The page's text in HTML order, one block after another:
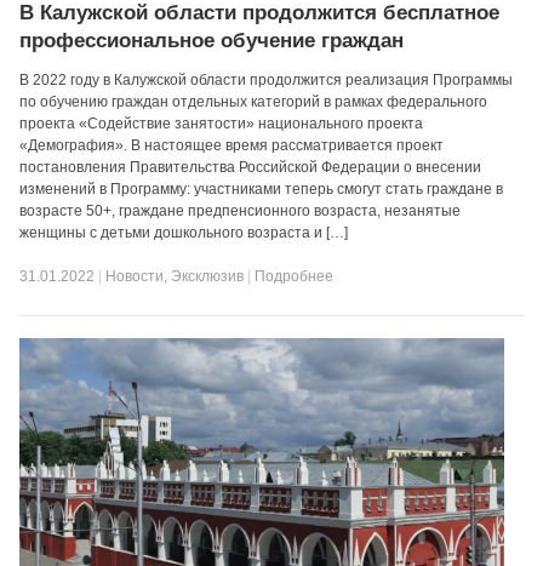
В Калужской области продолжится бесплатное
профессиональное обучение граждан
В 2022 году в Калужской области продолжится реализация Программы
по обучению граждан отдельных категорий в рамках федерального
проекта «Содействие занятости» национального проекта
«Демография». В настоящее время рассматривается проект
постановления Правительства Российской Федерации о внесении
изменений в Программу: участниками теперь смогут стать граждане в
возрасте 50+, граждане предпенсионного возраста, незанятые
женщины с детьми дошкольного возраста и […]
31.01.2022 Новости, Эксклюзив Подробнее